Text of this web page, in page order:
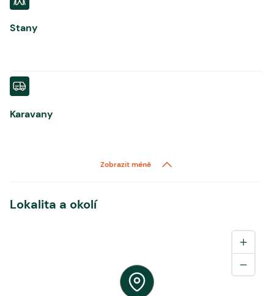
Stany
Karavany
Zobrazit méně
Lokalita a okolí